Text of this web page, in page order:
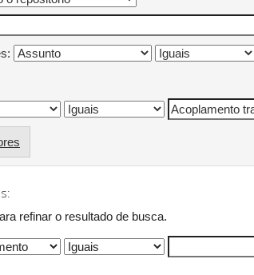
refinar o resultado de busca.